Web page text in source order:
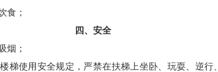
食；
四、安全
烟；
梯使用安全规定，严禁在扶梯上坐卧、玩耍、逆行